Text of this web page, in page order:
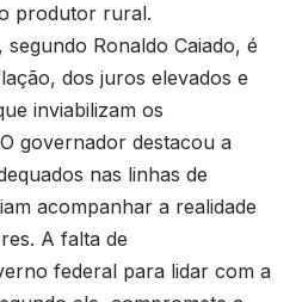
produtor rural.
Ronaldo Caiado, é
dos juros elevados e
inviabilizam os
governador destacou a
nas linhas de
acompanhar a realidade
A falta de
federal para lidar com a